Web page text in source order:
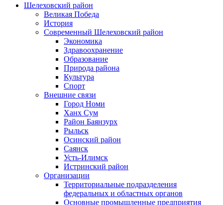
Шелеховский район
Великая Победа
История
Современный Шелеховский район
Экономика
Здравоохранение
Образование
Природа района
Культура
Спорт
Внешние связи
Город Номи
Ханх Сум
Район Баянзурх
Рыльск
Осинский район
Саянск
Усть-Илимск
Истринский район
Организации
Территориальные подразделения
федеральных и областных органов
Основные промышленные предприятия